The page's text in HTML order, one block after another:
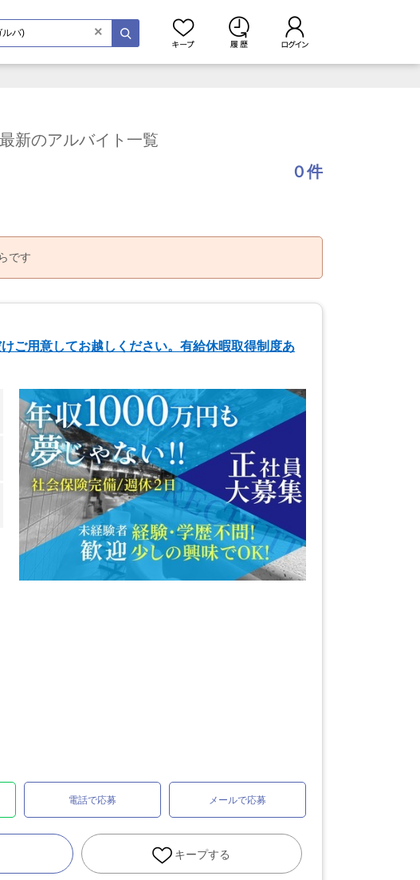
×
新のアルバイト一覧
０件
です
ご用意してお越しください。有給休暇取得制度あ
電話で応募 メールで応募
キープする